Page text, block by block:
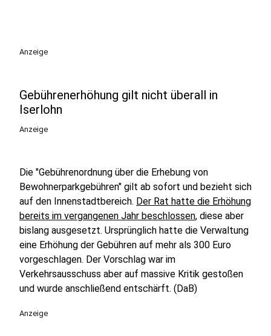
Anzeige
Gebührenerhöhung gilt nicht überall in
Iserlohn
Anzeige
Die "Gebührenordnung über die Erhebung von
Bewohnerparkgebühren" gilt ab sofort und bezieht sich
auf den Innenstadtbereich. Der Rat hatte die Erhöhung
bereits im vergangenen Jahr beschlossen, diese aber
bislang ausgesetzt. Ursprünglich hatte die Verwaltung
eine Erhöhung der Gebühren auf mehr als 300 Euro
vorgeschlagen. Der Vorschlag war im
Verkehrsausschuss aber auf massive Kritik gestoßen
und wurde anschließend entschärft. (DaB)
Anzeige